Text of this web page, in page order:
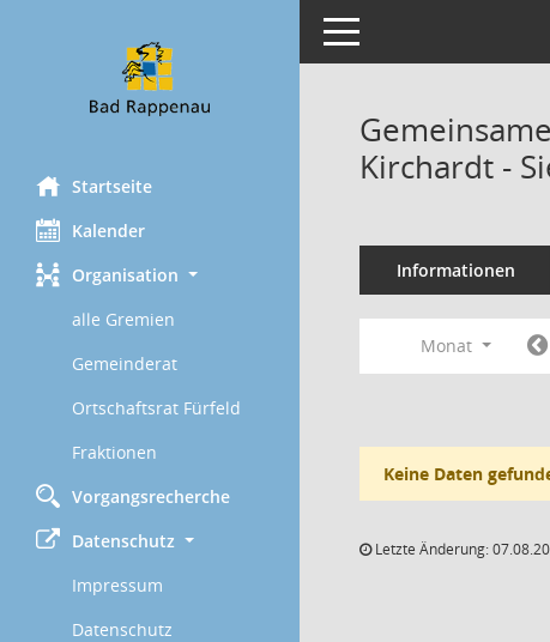
Startseite
Kalender
Organisation
alle Gremien
Gemeinderat
Ortschaftsrat Fürfeld
Fraktionen
Vorgangsrecherche
Datenschutz
Impressum
Datenschutz
Toggle navigation
Kirchardt -
Informationen
Monat
Keine Daten
Letzte Änderung: